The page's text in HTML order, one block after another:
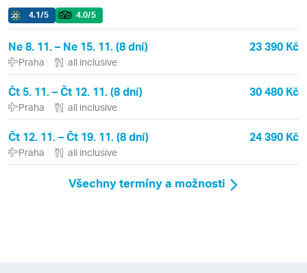
4.1/5 4.0/5
Ne 8. 11. – Ne 15. 11. (8 dní) 23 390 Kč
Praha all inclusive
Čt 5. 11. – Čt 12. 11. (8 dní) 30 480 Kč
Praha all inclusive
Čt 12. 11. – Čt 19. 11. (8 dní) 24 390 Kč
Praha all inclusive
Všechny termíny a možnosti